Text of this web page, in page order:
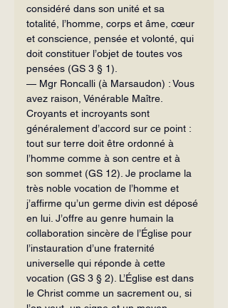
considéré dans son unité et sa
totalité, l’homme, corps et âme, cœur
et conscience, pen­sée et volonté, qui
doit constituer l’objet de toutes vos
pensées (GS 3 § 1).
— Mgr Roncalli (à Marsaudon) : Vous
avez raison, Vénérable Maître.
Croyants et incroyants sont
généralement d’accord sur ce point :
tout sur terre doit être ordonné à
l’homme comme à son centre et à
son sommet (GS 12). Je proclame la
très noble vocation de l’homme et
j’affirme qu’un germe divin est déposé
en lui. J’offre au genre humain la
collaboration sincère de l’Église pour
l’instauration d’une fraternité
universelle qui réponde à cette
vocation (GS 3 § 2). L’Église est dans
le Christ comme un sacrement ou, si